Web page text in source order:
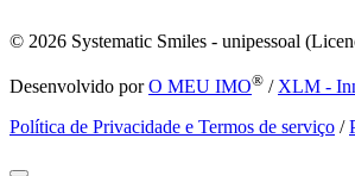
© 2026 Systematic Smiles - unipessoal
Desenvolvido porO MEU IMO® / XLM -
Política de Privacidade e Termos de serviço /